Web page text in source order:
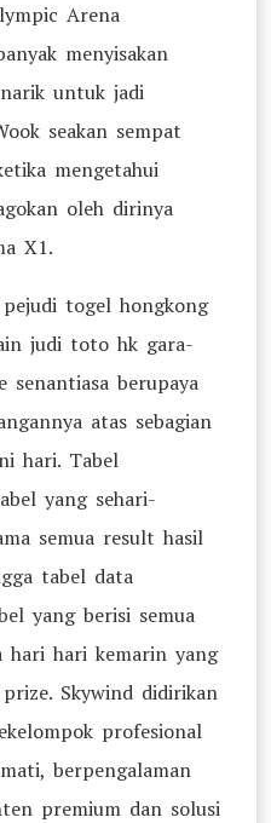
Arena
menyisakan
untuk jadi
seakan sempat
mengetahui
oleh dirinya
X1.
togel hongkong
judi toto hk gara-
berupaya
atas sebagian
hari. Tabel
yang sehari-
semua result hasil
tabel data
yang berisi semua
hari hari kemarin yang
Skywind didirikan
profesional
berpengalaman
premium dan solusi